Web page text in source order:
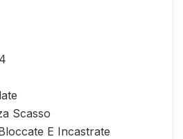
Scasso
E Incastrate